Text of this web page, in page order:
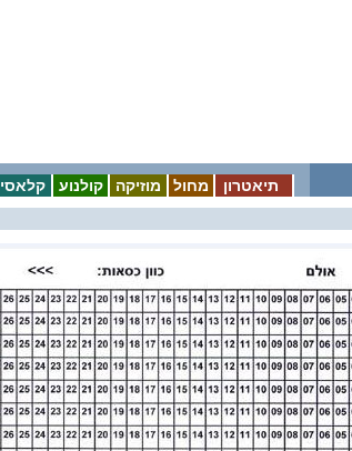
קלאסי קולנוע מוזיקה מחול תיאטרון